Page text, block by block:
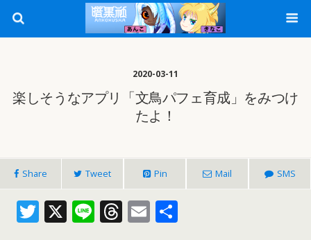
2020-03-11
楽しそうなアプリ「文鳥パフェ育成」をみつけ
たよ！
Share Tweet Pin Mail SMS
T X Li T E